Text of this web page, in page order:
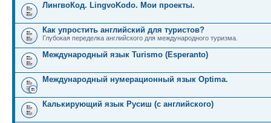
ЛингвоКод. LingvoKodo. Мои проекты.
Как упростить английский для туристов?
Глубокая переделка английского для международного туризма.
Международный язык Turismo (Esperanto)
Международный нумерационный язык Optima.
Калькирующий язык Русиш (с английского)